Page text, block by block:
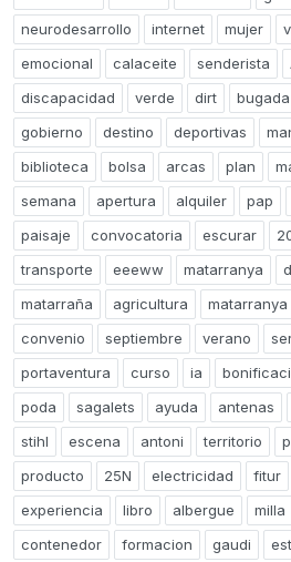
neurodesarrollo
internet mujer
emocional
calaceite senderista
discapacidad
verde dirt bugada
gobierno
destino deportivas
biblioteca
bolsa arcas plan
semana
apertura alquiler pap
paisaje
convocatoria escurar
transporte
eeeww matarranya
matarraña
agricultura matarranya
convenio
septiembre verano
portaventura
curso ia
poda
sagalets ayuda antenas
stihl
escena antoni territorio
producto
25N electricidad fitur
experiencia
libro albergue milla
contenedor
formacion gaudi